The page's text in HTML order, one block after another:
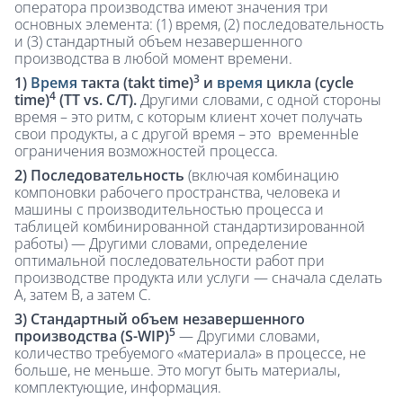
оператора производства имеют значения три
основных элемента: (1) время, (2) последовательность
и (3) стандартный объем незавершенного
производства в любой момент времени.
1) Время такта (takt time)3 и время цикла (cycle
time)4 (TT vs. C/T).Другими словами, с одной стороны
время – это ритм, с которым клиент хочет получать
свои продукты, а с другой время – это временнЫе
ограничения возможностей процесса.
2) Последовательность (включая комбинацию
компоновки рабочего пространства, человека и
машины с производительностью процесса и
таблицей комбинированной стандартизированной
работы) — Другими словами, определение
оптимальной последовательности работ при
производстве продукта или услуги — сначала сделать
A, затем B, а затем C.
3) Стандартный объем незавершенного
производства (S-WIP)5 — Другими словами,
количество требуемого «материала» в процессе, не
больше, не меньше. Это могут быть материалы,
комплектующие, информация.